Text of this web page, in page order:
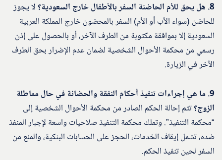
8. هل يحق للأم الحاضنة السفر بالأطفال خارج السعودية؟
لا يجوز
للحاضن (سواء الأب أو الأم) السفر بالمحضون خارج المملكة العربية
السعودية إلا بموافقة مكتوبة من الطرف الآخر، أو بالحصول على إذن
رسمي من محكمة الأحوال الشخصية لضمان عدم الإضرار بحق الطرف
الآخر في الزيارة.
9. ما هي إجراءات تنفيذ أحكام النفقة والحضانة في حال مماطلة
الزوج؟تتم إحالة الحكم الصادر من محكمة الأحوال الشخصية إلى
“محكمة التنفيذ”. وتملك محكمة التنفيذ صلاحيات واسعة لإجبار المنفذ
ضده، تشمل إيقاف الخدمات، الحجز على الحسابات البنكية، والمنع من
السفر لحين تنفيذ الحكم.